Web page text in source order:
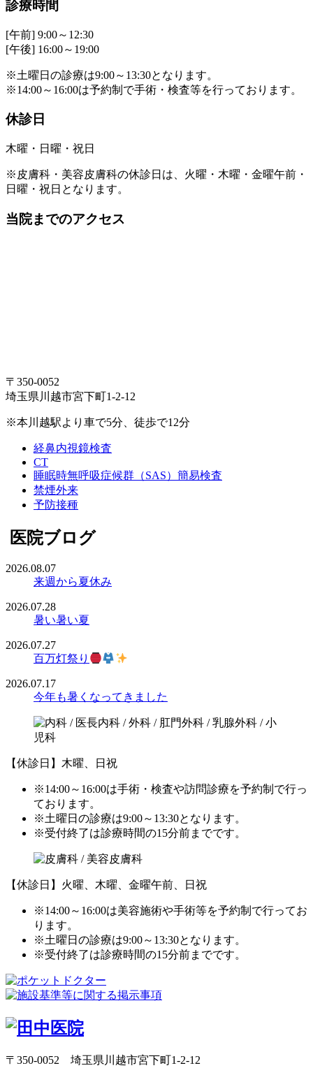
診療時間
[午前] 9:00～12:30
[午後] 16:00～19:00
※土曜日の診療は9:00～13:30となります。
※14:00～16:00は予約制で手術・検査等を行っております。
休診日
木曜・日曜・祝日
※皮膚科・美容皮膚科の休診日は、火曜・木曜・金曜午前・
日曜・祝日となります。
当院までのアクセス
〒350-0052
埼玉県川越市宮下町1-2-12
※本川越駅より車で5分、徒歩で12分
経鼻内視鏡検査
CT
睡眠時無呼吸症候群（SAS）簡易検査
禁煙外来
予防接種
医院ブログ
2026.08.07
来週から夏休み
2026.07.28
暑い暑い夏
2026.07.27
百万灯祭り
2026.07.17
今年も暑くなってきました
【休診日】木曜、日祝
※14:00～16:00は手術・検査や訪問診療を予約制で行っ
ております。
※土曜日の診療は9:00～13:30となります。
※受付終了は診療時間の15分前までです。
【休診日】火曜、木曜、金曜午前、日祝
※14:00～16:00は美容施術や手術等を予約制で行ってお
ります。
※土曜日の診療は9:00～13:30となります。
※受付終了は診療時間の15分前までです。
〒350-0052 埼玉県川越市宮下町1-2-12